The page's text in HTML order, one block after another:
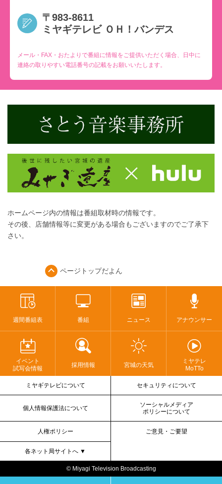
〒983-8611
ミヤギテレビ ＯＨ！バンデス
メール・FAX・おたよりで番組に情報をご提供いただく場合、日中に
連絡の取りやすい電話番号の記載をお願いいたします。
ホームページ内の情報は番組取材時の情報です。
その後、店舗情報等に変更がある場合もございますのでご了承下
さい。
ページトップだよん
週間番組表 番組 ニュース アナウンサー
イベント
試写会情報
採用情報 宮城の天気
ミヤテレ
MoTTo
ミヤギテレビについて セキュリティについて
個人情報保護法について
ソーシャルメディア
ポリシーについて
人権ポリシー ご意見・ご要望
各ネット局サイトへ ▼
© Miyagi Television Broadcasting